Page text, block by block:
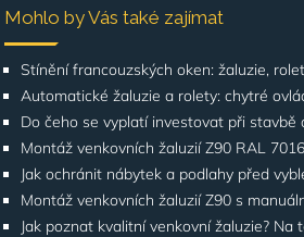
Mohlo by Vás také zajímat
Stínění francouzských oken: žaluzie,
Automatické žaluzie a rolety: chytré
Jak ochránit nábytek a podlahy před
Jak poznat kvalitní venkovní žaluzie?